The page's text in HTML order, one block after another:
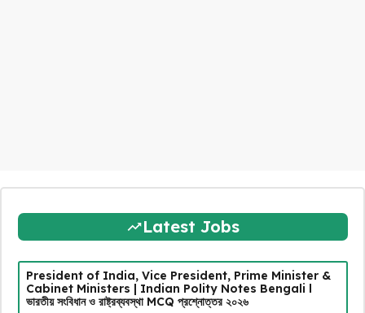
Latest Jobs
President of India, Vice President, Prime Minister &
Cabinet Ministers | Indian Polity Notes Bengali l
ভারতীয় সংবিধান ও রাষ্ট্রব্যবস্থা MCQ প্রশ্নোত্তর ২০২৬